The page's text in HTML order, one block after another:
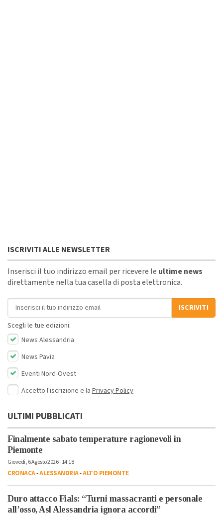
ISCRIVITI ALLE NEWSLETTER
Inserisci il tuo indirizzo email per ricevere le ultime news
direttamente nella tua casella di posta elettronica.
Indirizzo email
ISCRIVITI
Scegli le tue edizioni:
News Alessandria
News Pavia
Eventi Nord-Ovest
Accetto l'iscrizione e la Privacy Policy
ULTIMI PUBBLICATI
Finalmente sabato temperature ragionevoli in
Piemonte
Giovedì, 6 Agosto 2026 - 14:18
CRONACA-ALESSANDRIA-ALTO PIEMONTE
Duro attacco Fials: “Turni massacranti e personale
all’osso, Asl Alessandria ignora accordi”